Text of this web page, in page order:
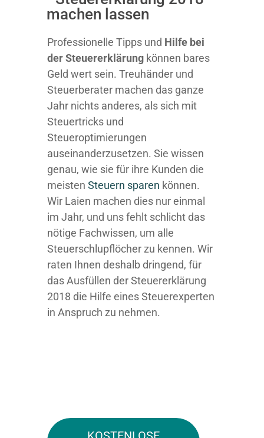
machen lassen
Professionelle Tipps und Hilfe bei
der Steuererklärung können bares
Geld wert sein. Treuhänder und
Steuerberater machen das ganze
Jahr nichts anderes, als sich mit
Steuertricks und
Steueroptimierungen
auseinanderzusetzen. Sie wissen
genau, wie sie für ihre Kunden die
meisten Steuern sparen können.
Wir Laien machen dies nur einmal
im Jahr, und uns fehlt schlicht das
nötige Fachwissen, um alle
Steuerschlupflöcher zu kennen. Wir
raten Ihnen deshalb dringend, für
das Ausfüllen der Steuererklärung
2018 die Hilfe eines Steuerexperten
in Anspruch zu nehmen.